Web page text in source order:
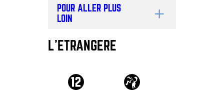
POUR ALLER PLUS
LOIN
L’ETRANGÈRE